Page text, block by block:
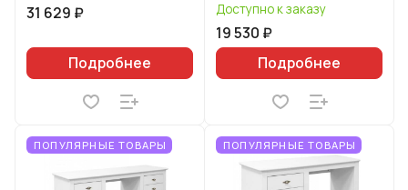
31 629 ₽
Подробнее
Доступно к заказу
19 530 ₽
Подробнее
ПОПУЛЯРНЫЕ ТОВАРЫ ПОПУЛЯРНЫЕ ТОВАРЫ